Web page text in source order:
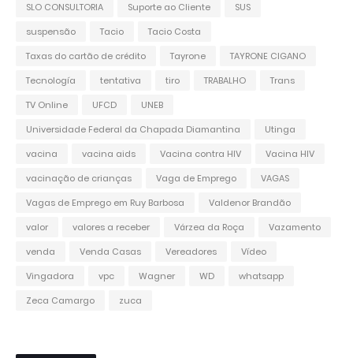
SLO CONSULTORIA
Suporte ao Cliente
SUS
suspensão
Tacio
Tacio Costa
Taxas do cartão de crédito
Tayrone
TAYRONE CIGANO
Tecnología
tentativa tiro TRABALHO
Trans
TV Online
UFCD
UNEB
Universidade Federal da Chapada Diamantina
Utinga
vacina
vacina aids Vacina contra HIV
Vacina HIV
vacinação de crianças
Vaga de Emprego
VAGAS
Vagas de Emprego em Ruy Barbosa
Valdenor Brandão
valor
valores a receber Várzea da Roça
Vazamento
venda
Venda Casas Vereadores
Vídeo
Vingadora
vpc Wagner WD
whatsapp
Zeca Camargo
zuca